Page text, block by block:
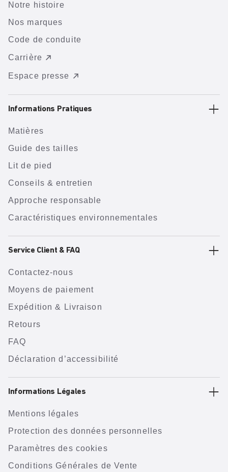
Notre histoire
Nos marques
Code de conduite
Carrière
Espace presse
Informations Pratiques
Matières
Guide des tailles
Lit de pied
Conseils & entretien
Approche responsable
Caractéristiques environnementales
Service Client & FAQ
Contactez-nous
Moyens de paiement
Expédition & Livraison
Retours
FAQ
Déclaration d’accessibilité
Informations Légales
Mentions légales
Protection des données personnelles
Paramètres des cookies
Conditions Générales de Vente